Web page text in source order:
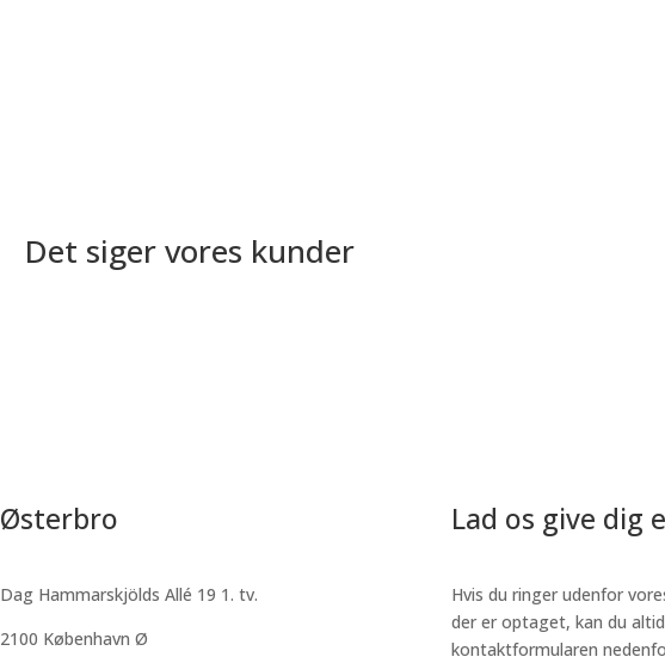
Det siger vores kunder
Østerbro
Dag Hammarskjölds Allé 19 1. tv.
2100 København Ø
Lad os give dig
Hvis du ringer udenfor
der er optaget, kan du
kontaktformularen